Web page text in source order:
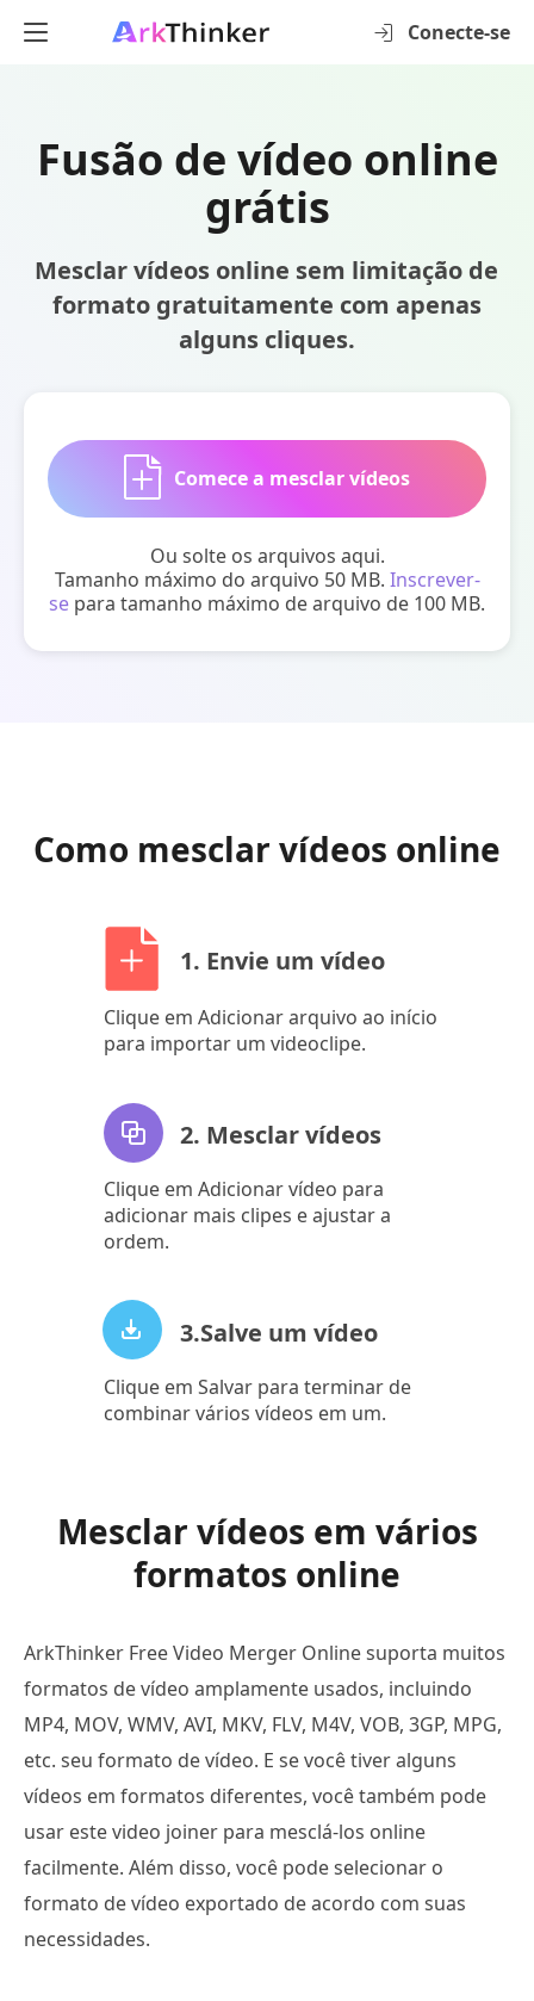
Conecte-se
Fusão de vídeo online
grátis
Mesclar vídeos online sem limitação de
formato gratuitamente com apenas
alguns cliques.
Comece a mesclar vídeos
Ou solte os arquivos aqui.
Tamanho máximo do arquivo 50 MB. Inscrever-
se para tamanho máximo de arquivo de 100 MB.
Como mesclar vídeos online
1. Envie um vídeo
Clique em Adicionar arquivo ao início
para importar um videoclipe.
2. Mesclar vídeos
Clique em Adicionar vídeo para
adicionar mais clipes e ajustar a
ordem.
3.Salve um vídeo
Clique em Salvar para terminar de
combinar vários vídeos em um.
Mesclar vídeos em vários
formatos online
ArkThinker Free Video Merger Online suporta muitos
formatos de vídeo amplamente usados, incluindo
MP4, MOV, WMV, AVI, MKV, FLV, M4V, VOB, 3GP, MPG,
etc. seu formato de vídeo. E se você tiver alguns
vídeos em formatos diferentes, você também pode
usar este video joiner para mesclá-los online
facilmente. Além disso, você pode selecionar o
formato de vídeo exportado de acordo com suas
necessidades.